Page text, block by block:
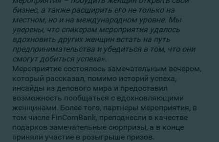
бизнес, а также расширить его не только на
местном, но и на международном уровне. Мы
уверены, что спикерам мероприятия удалось
вдохновить других женщин встать на путь
предпринимательства и убедиться в том, что они
смогут добиться успеха».
Мероприятие состоялось замечательным вечером,
который рассказал, помимо историй успеха,
инсайды из делового мира и предоставил
возможность пообщаться с вдохновляющими
женщинами. Более того, партнеры мероприятия, в
том числе FinComBank, преподнесли в качестве
подарков замечательные сюрпризы, а в конце
приняли участие в розыгрыше призов.